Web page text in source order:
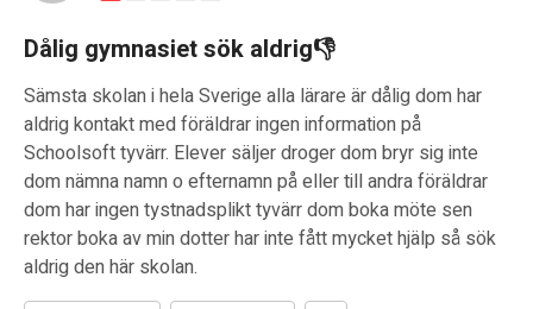
Dålig gymnasiet sök aldrig👎
Sämsta skolan i hela Sverige alla lärare är dålig dom har
aldrig kontakt med föräldrar ingen information på
Schoolsoft tyvärr. Elever säljer droger dom bryr sig inte
dom nämna namn o efternamn på eller till andra föräldrar
dom har ingen tystnadsplikt tyvärr dom boka möte sen
rektor boka av min dotter har inte fått mycket hjälp så sök
aldrig den här skolan.